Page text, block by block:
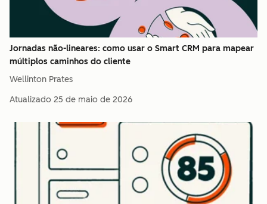
Jornadas não-lineares: como usar o Smart CRM para mapear
múltiplos caminhos do cliente
Wellinton Prates
Atualizado 25 de maio de 2026